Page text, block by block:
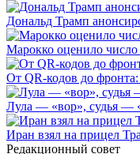
Дональд Трамп
Марокко оценило
От QR-кодов до фронта:
Лула — «вор», судья —
Иран взял на прицел
Редакционный совет